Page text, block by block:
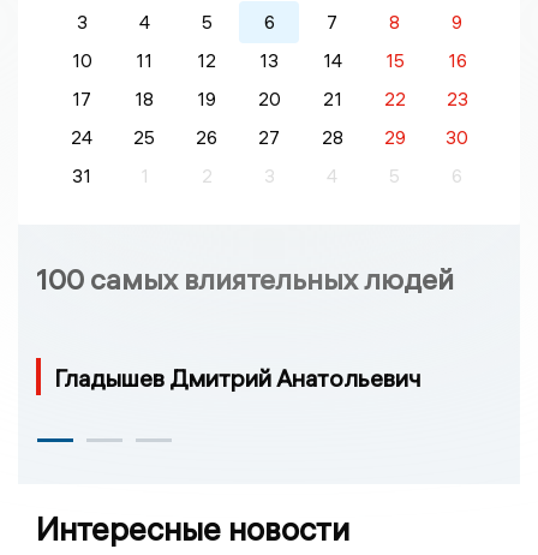
3
4 5 6 7 8
9
10
11 12 13 14 15
16
17
18 19 20 21 22
23
24
25 26 27 28 29
30
31
1 2 3 4 5 6
100 самых влиятельных людей
Гладышев Дмитрий Анатольевич
Интересные новости